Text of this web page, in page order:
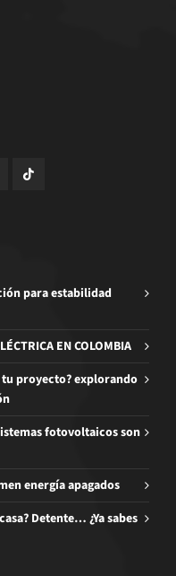
para estabilidad
EN COLOMBIA
tu proyecto? explorando
fotovoltaicos son
energía apagados
Detente… ¿Ya sabes